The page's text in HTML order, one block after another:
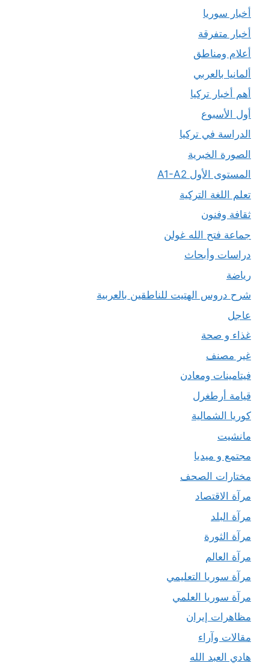
أخبار سوريا
أخبار متفرقة
أعلام ومناطق
ألمانيا بالعربي
أهم أخبار تركيا
أول الأسبوع
الدراسة في تركيا
الصورة الخبرية
المستوى الأول A1-A2
تعلم اللغة التركية
ثقافة وفنون
جماعة فتح الله غولن
دراسات وأبحاث
رياضة
شرح دروس الهتيت للناطقين بالعربية
عاجل
غذاء و صحة
غير مصنف
فيتامينات ومعادن
قيامة أرطغرل
كوريا الشمالية
مانشيت
مجتمع و ميديا
مختارات الصحف
مرآة الاقتصاد
مرآة البلد
مرآة الثورة
مرآة العالم
مرآة سوريا التعليمي
مرآة سوريا العلمي
مظاهرات إيران
مقالات وآراء
هادي العبد الله